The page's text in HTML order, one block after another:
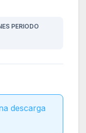
PERIODO
descarga